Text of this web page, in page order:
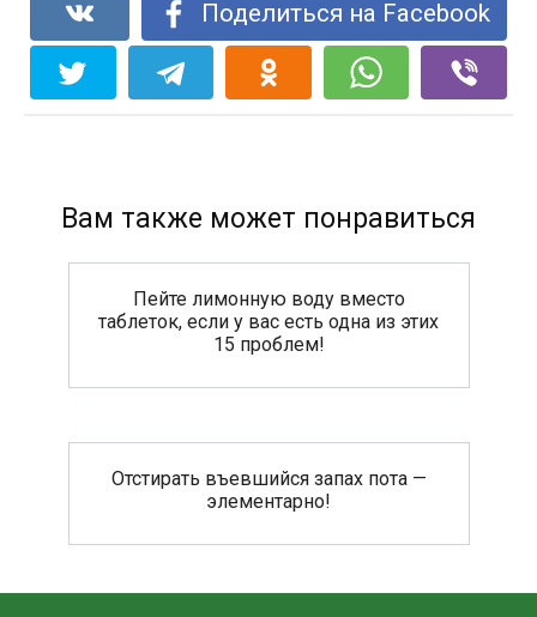
Поделиться на Facebook
Вам также может понравиться
Пейте лимонную воду вместо
таблеток, если у вас есть одна из этих
15 проблем!
Отстирать въевшийся запах пота —
элементарно!